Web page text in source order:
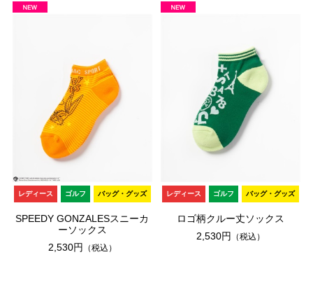
レディース ゴルフ バッグ・グッズ
SPEEDY GONZALESスニーカ
ーソックス
2,530円
（税込）
レディース ゴルフ バッグ・グッズ
ロゴ柄クルー丈ソックス
2,530円
（税込）